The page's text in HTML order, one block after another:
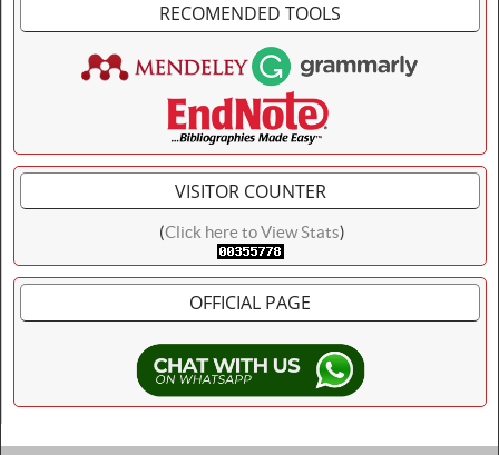
RECOMENDED TOOLS
VISITOR COUNTER
(Click here to View Stats)
OFFICIAL PAGE